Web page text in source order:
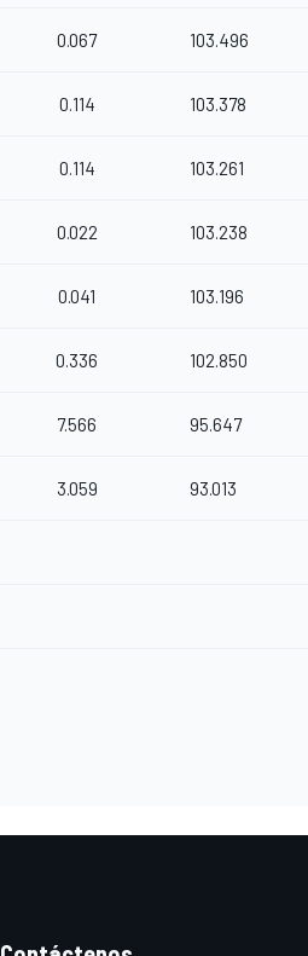
0.067 103.496
0.114 103.378
0.114 103.261
0.022 103.238
0.041 103.196
0.336 102.850
7.566 95.647
3.059 93.013